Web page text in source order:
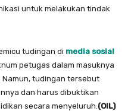
untuk melakukan tindak
tudingan di media sosial
petugas dalam masuknya
tudingan tersebut
dan harus dibuktikan
secara menyeluruh.(OIL)